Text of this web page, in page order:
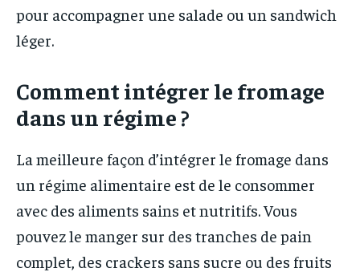
pour accompagner une salade ou un sandwich
léger.
Comment intégrer le fromage
dans un régime ?
La meilleure façon d’intégrer le fromage dans
un régime alimentaire est de le consommer
avec des aliments sains et nutritifs. Vous
pouvez le manger sur des tranches de pain
complet, des crackers sans sucre ou des fruits